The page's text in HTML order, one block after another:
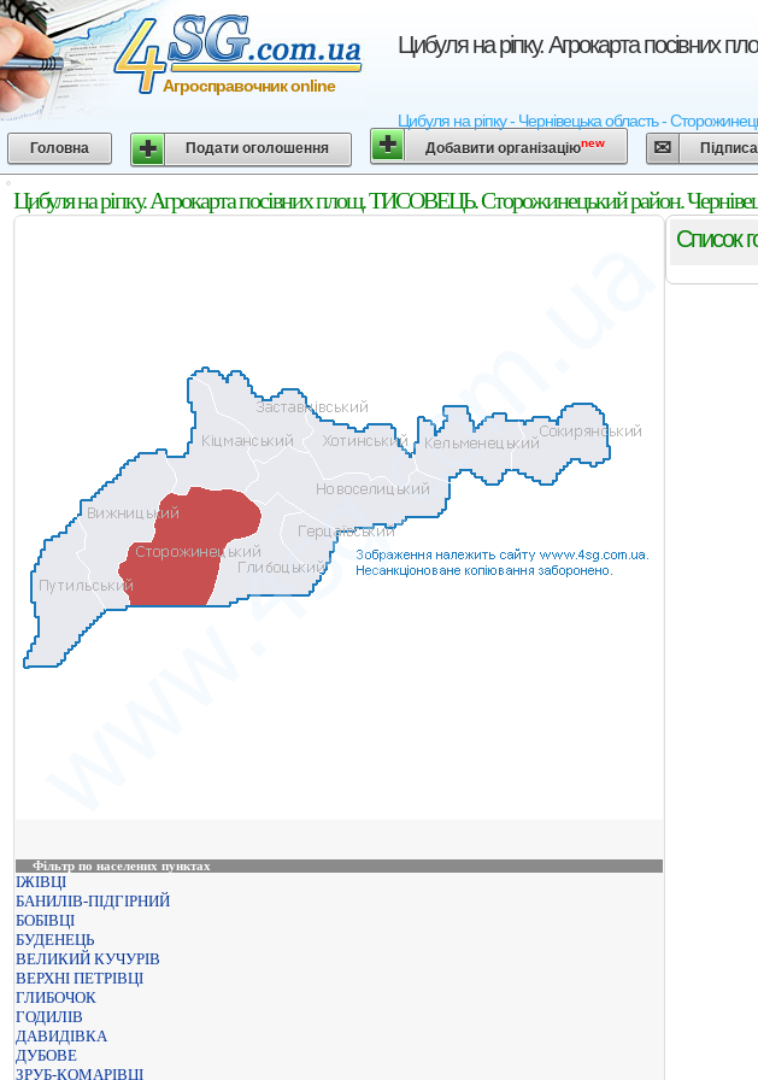
Цибуля на ріпку. Агрокарта посівних
Цибуля на ріпку - Чернівецька область -
Агросправочник online
Головна Подати оголошення Добавити організаціюnew
Цибуля на ріпку. Агрокарта посівних площ. ТИСОВЕЦЬ. Сторожинецький район.
Фільтр по населених пунктах
ІЖІВЦІ
БАНИЛІВ-ПІДГІРНИЙ
БОБІВЦІ
БУДЕНЕЦЬ
ВЕЛИКИЙ КУЧУРІВ
ВЕРХНІ ПЕТРІВЦІ
ГЛИБОЧОК
ГОДИЛІВ
ДАВИДІВКА
ДУБОВЕ
ЗРУБ-КОМАРІВЦІ
Список